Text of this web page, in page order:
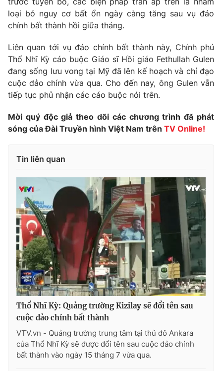
Khán giả
Giải sao mai
Sao
Làm đẹp
Giáo dục
Tuyển sinh
Học trực tuyến
Hitech Công nghệ tương lai
Sản phẩm
Thị trường
Tư vấn
Giao lưu trực tuyến
Lịch phát sóng
Chuyên mục khác
Photo Infographic
Video Shorts video
VTV Money VTV Thể thao
VTV Sức khoẻ Bất động sản
Thị trường 24h Tấm lòng Việt
VTV4 Vươn mình bằng AI
VTV9 VTV8
loại bỏ nguy cơ bất ổn ngày càng tăng sau vụ đảo
chính bất thành hồi giữa tháng.
Liên quan tới vụ đảo chính bất thành này, Chính phủ
Thổ Nhĩ Kỳ cáo buộc Giáo sĩ Hồi giáo Fethullah Gulen
đang sống lưu vong tại Mỹ đã lên kế hoạch và chỉ đạo
cuộc đảo chính vừa qua. Cho đến nay, ông Gulen vẫn
tiếp tục phủ nhận các cáo buộc nói trên.
Mời quý độc giả theo dõi các chương trình đã phát
sóng của Đài Truyền hình Việt Nam trên TV Online!
Tin liên quan
Thổ Nhĩ Kỳ: Quảng trường Kizilay sẽ đổi tên sau
cuộc đảo chính bất thành
VTV.vn - Quảng trường trung tâm tại thủ đô Ankara
của Thổ Nhĩ Kỳ sẽ được đổi tên sau cuộc đảo chính
bất thành vào ngày 15 tháng 7 vừa qua.